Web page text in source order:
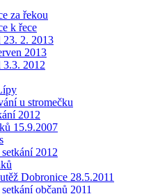
za řekou
k řece
23. 2. 2013
2013
3.3. 2012
u stromečku
2012
15.9.2007
2012
Dobronice 28.5.2011
občanů 2011